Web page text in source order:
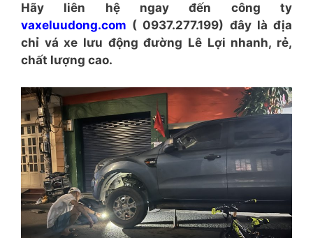
Hãy liên hệ ngay đến công ty
vaxeluudong.com ( 0937.277.199) đây là địa
chỉ vá xe lưu động đường Lê Lợi nhanh, rẻ,
chất lượng cao.